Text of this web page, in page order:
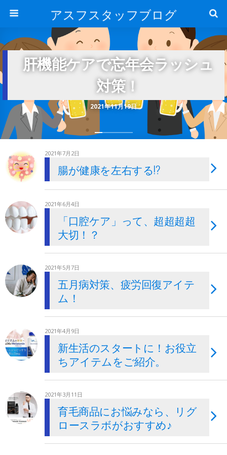
アスフスタッフブログ
2021年11月19日
肝機能ケアで忘年会ラッシュ
対策！
2021年7月2日
腸が健康を左右する!?
2021年6月4日
「口腔ケア」って、超超超超
大切！？
2021年5月7日
五月病対策、疲労回復アイテ
ム！
2021年4月9日
新生活のスタートに！お役立
ちアイテムをご紹介。
2021年3月11日
育毛商品にお悩みなら、リグ
ロースラボがおすすめ♪